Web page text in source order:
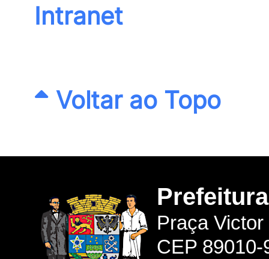
Intranet
Voltar ao Topo
Praça Victor
CEP 89010-